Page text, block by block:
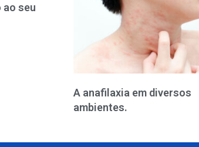
seu
A anafilaxia em diversos
ambientes.